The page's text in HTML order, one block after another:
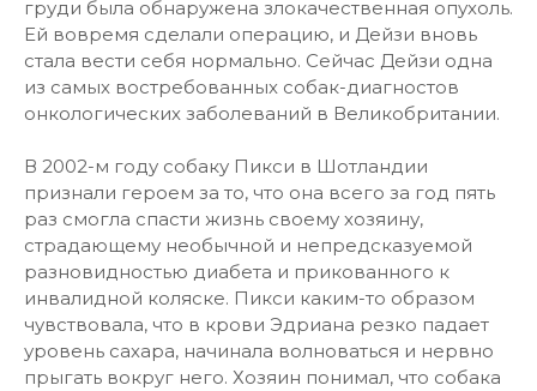
груди была обнаружена злокачественная опухоль.
Ей вовремя сделали операцию, и Дейзи вновь
стала вести себя нормально. Сейчас Дейзи одна
из самых востребованных собак-диагностов
онкологических заболеваний в Великобритании.
В 2002-м году собаку Пикси в Шотландии
признали героем за то, что она всего за год пять
раз смогла спасти жизнь своему хозяину,
страдающему необычной и непредсказуемой
разновидностью диабета и прикованного к
инвалидной коляске. Пикси каким-то образом
чувствовала, что в крови Эдриана резко падает
уровень сахара, начинала волноваться и нервно
прыгать вокруг него. Хозяин понимал, что собака